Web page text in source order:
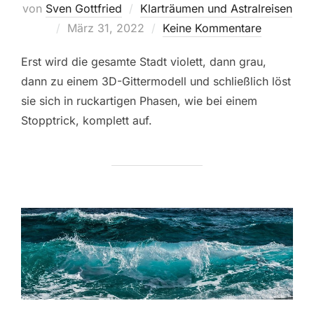
von Sven Gottfried
Klarträumen und Astralreisen
Veröffentlicht
März 31, 2022 Keine Kommentare
Erst wird die gesamte Stadt violett, dann grau,
dann zu einem 3D-Gittermodell und schließlich löst
sie sich in ruckartigen Phasen, wie bei einem
Stopptrick, komplett auf.